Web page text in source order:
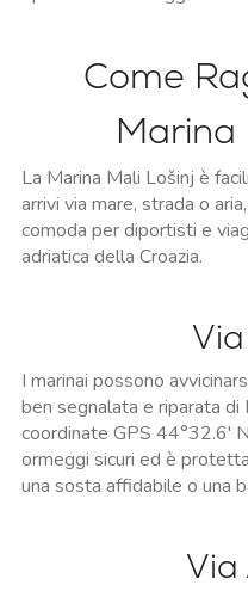
Come
Marina
La Marina Mali Lošinj è
arrivi via mare, strada o
comoda per diportisti e
adriatica della Croazia.
I marinai possono
ben segnalata e riparata
coordinate GPS 44°32.6'
ormeggi sicuri ed è
una sosta affidabile o una
Via